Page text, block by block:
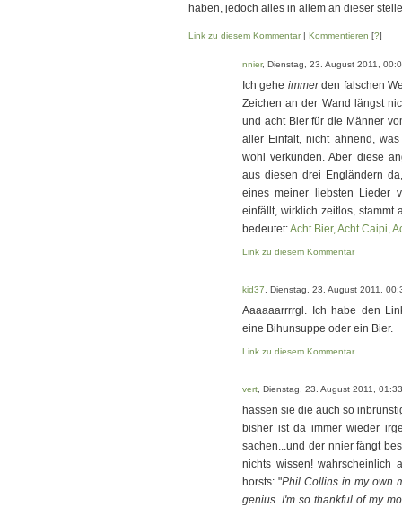
haben, jedoch alles in allem an dieser
Link zu diesem Kommentar| Kommentieren [?]
nnier, Dienstag, 23. August 2011,
Ich gehe immerden falschen
Zeichen an der Wand längst
und acht Bier für die Männer
aller Einfalt, nicht ahnend,
wohl verkünden. Aber diese
aus diesen drei Engländern
eines meiner liebsten Lieder
einfällt, wirklich zeitlos, stammt
bedeutet:Acht Bier, Acht Caipi,
Link zu diesem Kommentar
kid37 , Dienstag, 23. August 2011,
Aaaaaarrrrgl. Ich habe den
eine Bihunsuppe oder ein Bier.
Link zu diesem Kommentar
vert , Dienstag, 23. August 2011, 01:33
hassen sie die auch so
bisher ist da immer wieder
sachen...und der nnier fängt
nichts wissen! wahrscheinlich
horsts: "Phil Collins in my own
genius. I'm so thankful of my